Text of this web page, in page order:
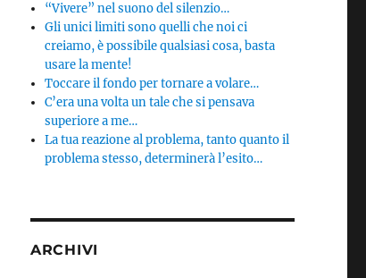
“Vivere” nel suono del silenzio…
Gli unici limiti sono quelli che noi ci
creiamo, è possibile qualsiasi cosa, basta
usare la mente!
Toccare il fondo per tornare a volare…
C’era una volta un tale che si pensava
superiore a me…
La tua reazione al problema, tanto quanto il
problema stesso, determinerà l’esito…
ARCHIVI